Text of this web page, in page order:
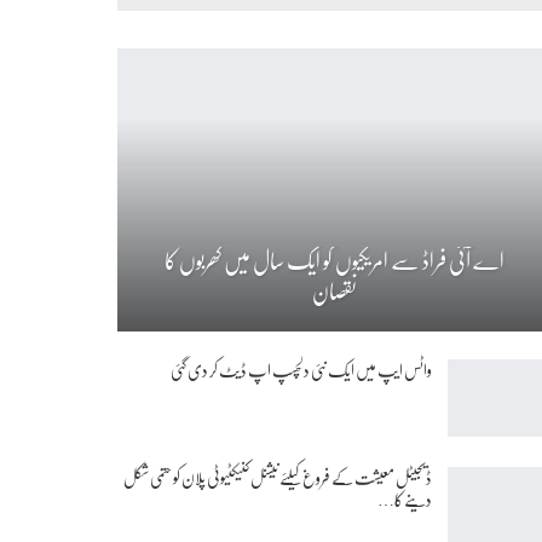
اے آئی فراڈ سے امریکیوں کو ایک سال میں کھربوں کا
نقصان
واٹس ایپ میں ایک نئی دلچسپ اپ ڈیٹ کر دی گئی
ڈیجیٹل معیشت کے فروغ کیلئے نیشنل کنیکٹیوٹی پلان کو حتمی شکل
دینے کا…